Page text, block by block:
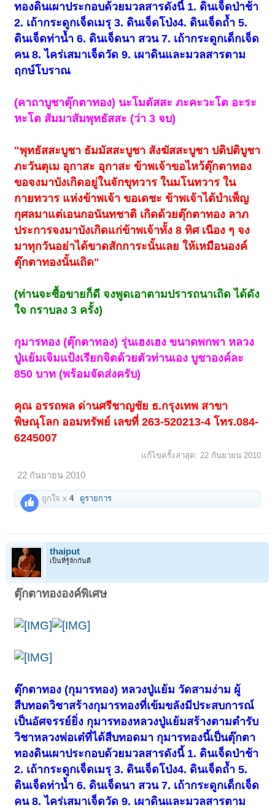
ทองดินเผาประกอบด้วยมวลสารดังนี้ 1. ดินเจ็ดป่าช้า
2. เถ้ากระดูกเจ็ดเมรุ 3. ดินเจ็ดโป่ง4. ดินเจ็ดถ้ำ 5.
ดินเจ็ดท่าน้ำ 6. ดินเจ็ดนา สวน 7. เถ้ากระดูกเด็กเจ็ด
คน 8. ไคร่เสมาเจ็ดวัด 9. เผาดินและมวลสารตาม
ฤกษ์โบราณ
(คาถาบูชาตุ๊กตาทอง) นะโมตัสสะ ภะคะวะโต อะระ
หะโต สัมมาสัมพุทธัสสะ (ว่า 3 จบ)
"พุทธัสสะบูชา ธัมมัสสะบูชา สังฆัสสะบูชา ปติปติบูชา
ภะวันตุเม อุกาสะ อุกาสะ ข้าพเจ้าขอไหว้ตุ๊กตาทอง
ขอจงมาบังเกิดอยู่ในจักขุทวาร ในมโนทวาร ใน
กายทวาร แห่งข้าพเจ้า ขอเดชะ ข้าพเจ้าได้บำเพ็ญ
กุศลมาแต่เอนกอนันทชาติ เกิดด้วยตุ๊กตาทอง ลาภ
ประการจงมาบังเกิดแก่ข้าพเจ้าทั้ง 8 ทิศ เนือง ๆ จง
มาทุกวันอย่าได้ขาดสักการะนั้นเลย ให้เหมือนองค์
ตุ๊กตาทองนั้นเถิด"
(ท่านจะซื้อขายก็ดี จงพูดเอาตามปรารถนาเถิด ได้ดัง
ใจ กราบลง 3 ครั้ง)
กุมารทอง (ตุ๊กตาทอง) รุ่นเฮงเฮง ขนาดพกพา หลวง
ปู่แย้มเจิมแป้งเรียกจิตด้วยตัวท่านเอง บูชาองค์ละ
850 บาท (พร้อมจัดส่งครับ)
คุณ อรรถพล ด่านศรีชาญชัย ธ.กรุงเทพ สาขา
พิษณุโลก ออมทรัพย์ เลขที่ 263-520213-4 โทร.084-
6245007
แก้ไขครั้งล่าสุด: 22 กันยายน 2010
22 กันยายน 2010
ถูกใจ x4 ดูรายการ
thaiput
เป็นที่รู้จักกันดี
ตุ๊กตาทององค์พิเศษ
ตุ๊กตาทอง (กุมารทอง) หลวงปู่แย้ม วัดสามง่าม ผู้
สืบทอดวิชาสร้างกุมารทองที่เข้มขลังมีประสบการณ์
เป็นอัศจรรย์ยิ่ง กุมารทองหลวงปู่แย้มสร้างตามตำรับ
วิชาหลวงพ่อเต๋ที่ได้สืบทอดมา กุมารทองนี้เป็นตุ๊กตา
ทองดินเผาประกอบด้วยมวลสารดังนี้ 1. ดินเจ็ดป่าช้า
2. เถ้ากระดูกเจ็ดเมรุ 3. ดินเจ็ดโป่ง4. ดินเจ็ดถ้ำ 5.
ดินเจ็ดท่าน้ำ 6. ดินเจ็ดนา สวน 7. เถ้ากระดูกเด็กเจ็ด
คน 8. ไคร่เสมาเจ็ดวัด 9. เผาดินและมวลสารตาม